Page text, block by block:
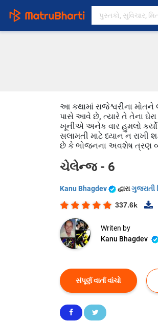
આ કથામાં રાજેશ્વરીના
પાસે આવે છે, ત્યારે તે તેના
ખૂનીએ અનેક વાર હુમલો
સલામતી માટે ધ્યાન ન રાખી
છે કે ભોજનના અવશેષ ત્રણ
ચેલેન્જ - 6
Kanu Bhagdev દ્વારાગુજરાતી
337.6k
Writen by
Kanu Bhagdev
સંપૂર્ણ વાર્તા વાંચો